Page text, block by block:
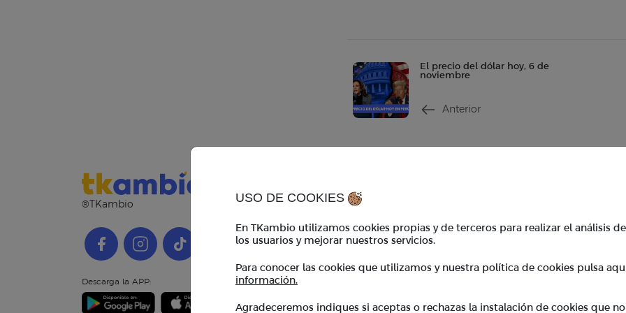
El precio del dólar hoy, 6 de
noviembre
Anterior
USO DE COOKIES
En TKambio utilizamos cookies propias y de terceros para realizar el análisis
los usuarios y mejorar nuestros servicios.
Para conocer las cookies que utilizamos y nuestra política de cookies pulsa
información.
Agradeceremos indiques si aceptas o rechazas la instalación de cookies que no
®TKambio
Descarga la APP:
contacto@tkambio.com
WhatsApp:
+51 986 767 908
TKambio